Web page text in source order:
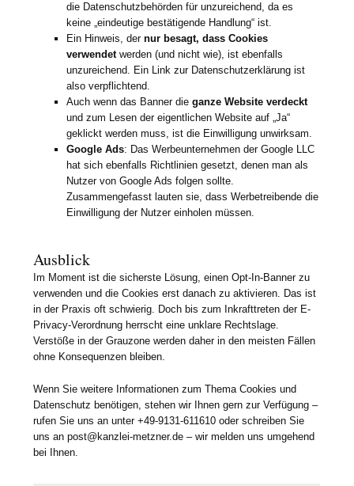
die Datenschutzbehörden für unzureichend, da es
keine „eindeutige bestätigende Handlung“ ist.
Ein Hinweis, dernur besagt, dass Cookies
verwendetwerden (und nicht wie), ist ebenfalls
unzureichend. Ein Link zur Datenschutzerklärung ist
also verpflichtend.
Auch wenn das Banner dieganze Website verdeckt
und zum Lesen der eigentlichen Website auf „Ja“
geklickt werden muss, ist die Einwilligung unwirksam.
Google Ads: Das Werbeunternehmen der Google LLC
hat sich ebenfalls Richtlinien gesetzt, denen man als
Nutzer von Google Ads folgen sollte.
Zusammengefasst lauten sie, dass Werbetreibende die
Einwilligung der Nutzer einholen müssen.
Ausblick
Im Moment ist die sicherste Lösung, einen Opt-In-Banner zu
verwenden und die Cookies erst danach zu aktivieren. Das ist
in der Praxis oft schwierig. Doch bis zum Inkrafttreten der E-
Privacy-Verordnung herrscht eine unklare Rechtslage.
Verstöße in der Grauzone werden daher in den meisten Fällen
ohne Konsequenzen bleiben.
Wenn Sie weitere Informationen zum Thema Cookies und
Datenschutz benötigen, stehen wir Ihnen gern zur Verfügung –
rufen Sie uns an unter +49-9131-611610 oder schreiben Sie
uns an post@kanzlei-metzner.de – wir melden uns umgehend
bei Ihnen.